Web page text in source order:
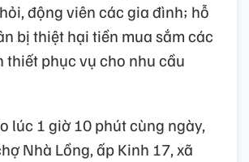
động viên các gia đình; hỗ
bị thiệt hại tiền mua sắm các
thiết phục vụ cho nhu cầu
lúc 1 giờ 10 phút cùng ngày,
Nhà Lồng, ấp Kinh 17, xã